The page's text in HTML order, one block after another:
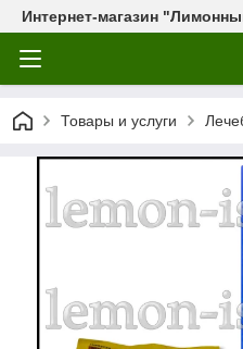
Интернет-магазин
Товары и услуги